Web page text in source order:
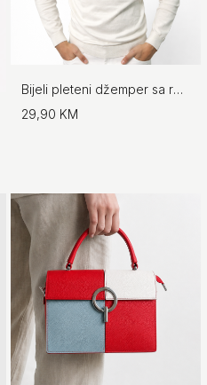
Bijeli pleteni džemper sa rolkom
29,90 KM